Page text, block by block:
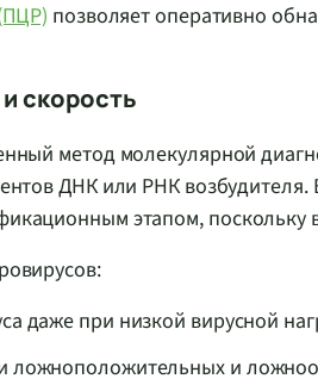
позволяет оперативно
скорость
метод молекулярной
ДНК или РНК возбудителя.
этапом, поскольку
даже при низкой вирусной
ложноположительных и